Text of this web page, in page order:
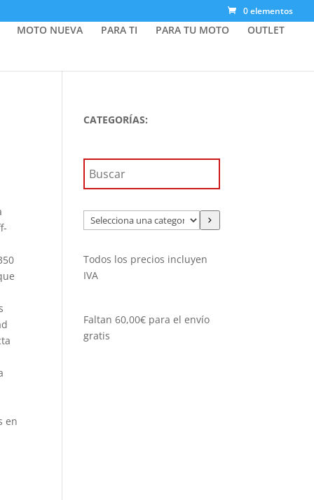
0 elementos
MOTO NUEVA PARA TI PARA TU MOTO OUTLET
en
CATEGORÍAS:
Selecciona
una
Todos los precios incluyen
IVA
Faltan60,00€ para el envío
gratis